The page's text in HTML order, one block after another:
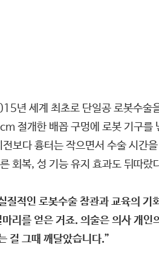
년 세계 최초로 단일공 로봇수술
절개한 배꼽 구멍에 로봇 기구를
보다 흉터는 작으면서 수술 시간
회복, 성 기능 유지 효과도 뒤따랐
질적인 로봇수술 참관과 교육의 기
리를 얻은 거죠. 의술은 의사 개인
걸 그때 깨달았습니다.”